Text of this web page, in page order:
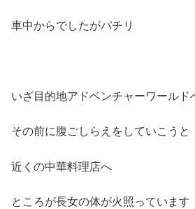
車中からでしたがパチリ
いざ目的地アドベンチャーワールド
その前に腹ごしらえをしていこうと
近くの中華料理店へ
ところが長女の体が火照っています